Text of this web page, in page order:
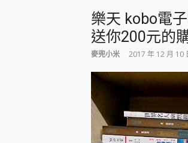
專為
台灣製
測
電力
超懂拍
防窺黑
AI 支付
超驚艷
美到讓
好用的
樂天 kobo電
送你200元的
麥兜小米 2017 年 12 月 10